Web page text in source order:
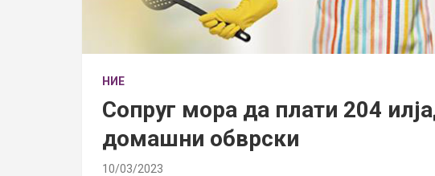
НИЕ
Сопруг мора да плати 204
домашни обврски
10/03/2023